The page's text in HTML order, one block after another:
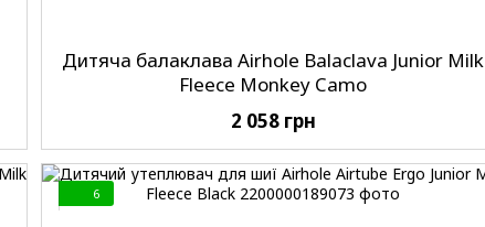
Дитяча балаклава Airhole Balaclava Junior Milk
Fleece Monkey Camo
2 058 грн
6